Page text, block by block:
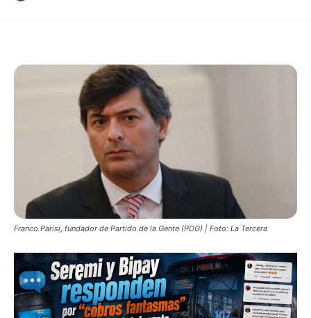
Franco Parisi, fundador de Partido de la Gente (PDG) | Foto: La Tercera